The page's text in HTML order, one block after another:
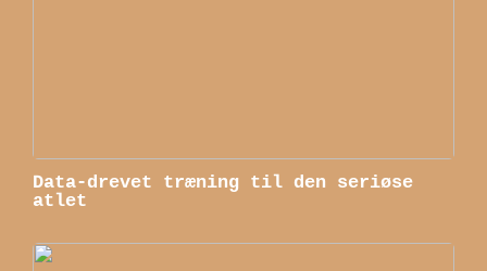
Data-drevet træning til den seriøse
atlet